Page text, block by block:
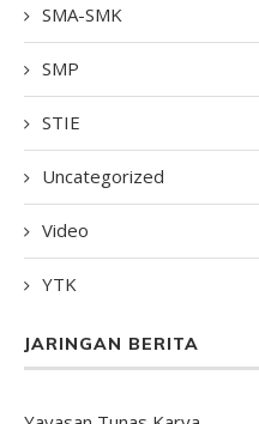
SMA-SMK
SMP
STIE
Uncategorized
Video
YTK
JARINGAN BERITA